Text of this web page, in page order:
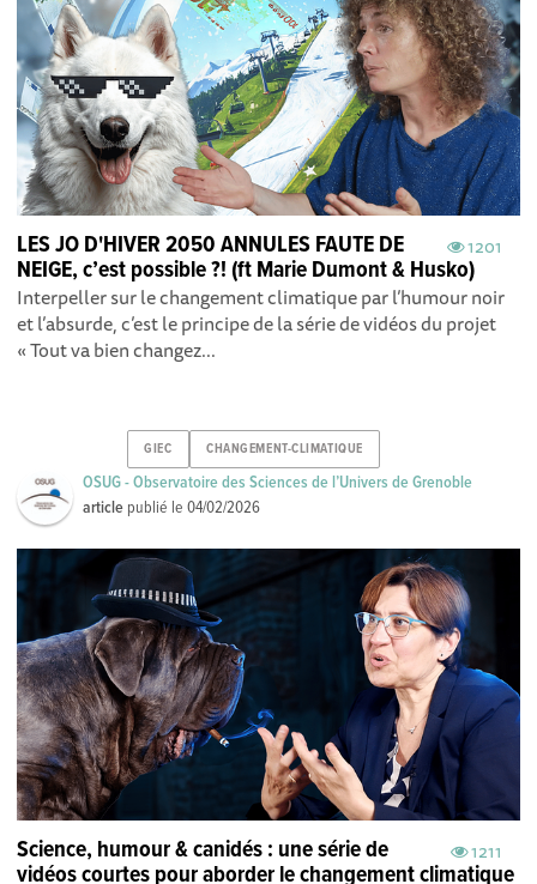
1201
LES JO D'HIVER 2050 ANNULES FAUTE DE
NEIGE, c’est possible ?! (ft Marie Dumont & Husko)
Interpeller sur le changement climatique par l’humour noir
et l’absurde, c’est le principe de la série de vidéos du projet
« Tout va bien changez...
GIEC CHANGEMENT-CLIMATIQUE
OSUG - Observatoire des Sciences de l’Univers de Grenoble
article publié le04/02/2026
1211
Science, humour & canidés : une série de
vidéos courtes pour aborder le changement climatique